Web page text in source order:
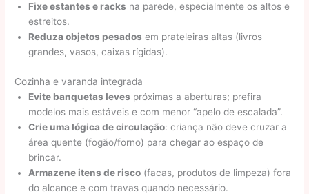
Fixe estantes e racks na parede, especialmente os altos e
estreitos.
Reduza objetos pesados em prateleiras altas (livros
grandes, vasos, caixas rígidas).
Cozinha e varanda integrada
Evite banquetas leves próximas a aberturas; prefira
modelos mais estáveis e com menor “apelo de escalada”.
Crie uma lógica de circulação: criança não deve cruzar a
área quente (fogão/forno) para chegar ao espaço de
brincar.
Armazene itens de risco (facas, produtos de limpeza) fora
do alcance e com travas quando necessário.